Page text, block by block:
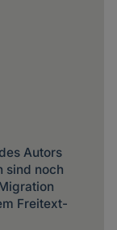
Autors
sind noch
Freitext-